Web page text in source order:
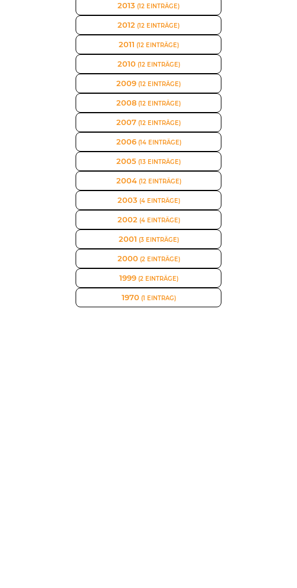
2013 (12 EINTRÄGE)
2012 (12 EINTRÄGE)
2011 (12 EINTRÄGE)
2010(12 EINTRÄGE)
2009 (12 EINTRÄGE)
2008 (12 EINTRÄGE)
2007 (12 EINTRÄGE)
2006(14 EINTRÄGE)
2005 (13 EINTRÄGE)
2004(12 EINTRÄGE)
2003 (4 EINTRÄGE)
2002 (4 EINTRÄGE)
2001 (3 EINTRÄGE)
2000(2 EINTRÄGE)
1999(2 EINTRÄGE)
1970(1 EINTRAG)